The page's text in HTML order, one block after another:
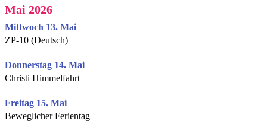
Mai 2026
Mittwoch 13. Mai
ZP-10 (Deutsch)
Donnerstag 14. Mai
Christi Himmelfahrt
Freitag 15. Mai
Beweglicher Ferientag